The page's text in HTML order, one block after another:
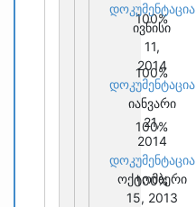
100%
100%
100%
100%
დოკუმენტაცია
ივნისი
11,
2014
დოკუმენტაცია
იანვარი
21,
2014
დოკუმენტაცია
ოქტომბერი
15, 2013